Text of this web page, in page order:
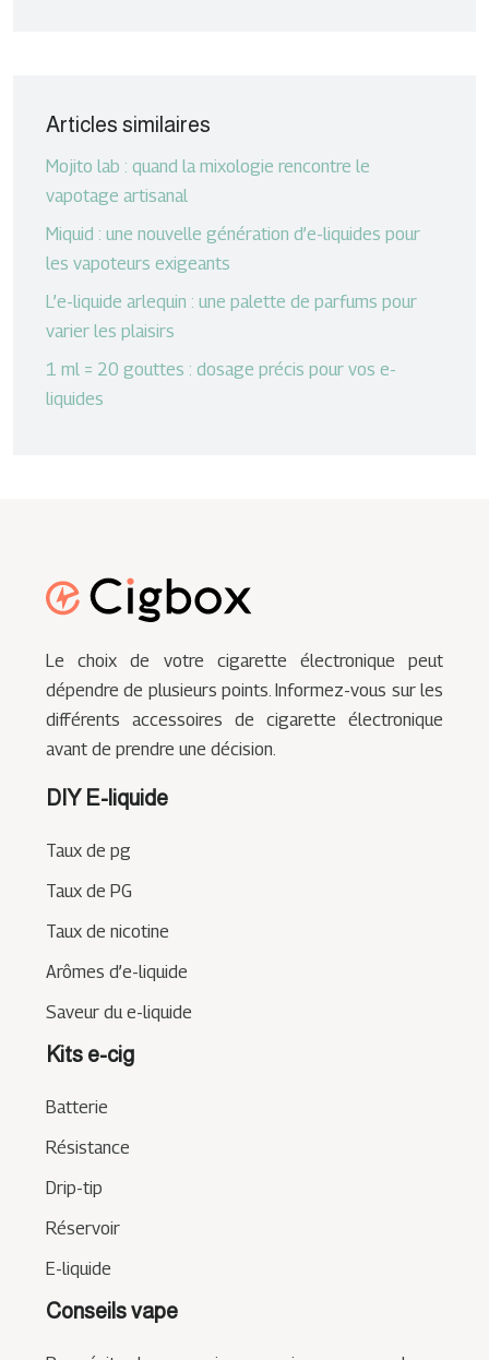
Articles similaires
Mojito lab : quand la mixologie rencontre le
vapotage artisanal
Miquid : une nouvelle génération d’e-liquides pour
les vapoteurs exigeants
L’e-liquide arlequin : une palette de parfums pour
varier les plaisirs
1 ml = 20 gouttes : dosage précis pour vos e-
liquides
Le choix de votre cigarette électronique peut
dépendre de plusieurs points. Informez-vous sur les
différents accessoires de cigarette électronique
avant de prendre une décision.
DIY E-liquide
Taux de pg
Taux de PG
Taux de nicotine
Arômes d’e-liquide
Saveur du e-liquide
Kits e-cig
Batterie
Résistance
Drip-tip
Réservoir
E-liquide
Conseils vape